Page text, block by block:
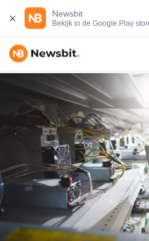
Newsbit
Bekijk in de Google Play